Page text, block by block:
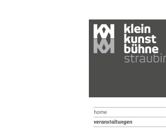
home
veranstaltungen